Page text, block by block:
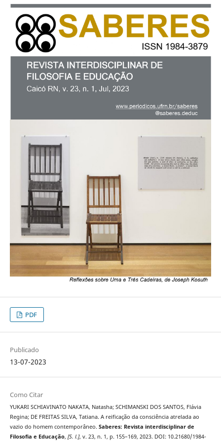
PDF
Publicado
13-07-2023
Como Citar
YUKARI SCHIAVINATO NAKATA, Natasha; SCHIMANSKI DOS SANTOS, Flávia
Regina; DE FREITAS SILVA, Tatiana. A reificação da consciência atrelada ao
vazio do homem contemporâneo. Saberes: Revista interdisciplinar de
Filosofia e Educação, [S. l.], v. 23, n. 1, p. 155–169, 2023. DOI: 10.21680/1984-